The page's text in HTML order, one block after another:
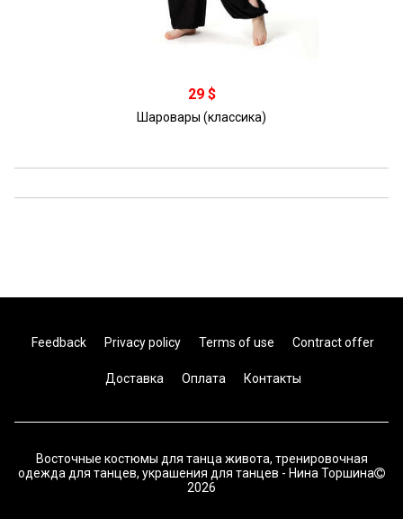
В корзину
29 $
Шаровары (классика)
Feedback Privacy policy Terms of use Contract offer
Доставка Оплата Контакты
Восточные костюмы для танца живота, тренировочная
одежда для танцев, украшения для танцев - Нина Торшина
2026